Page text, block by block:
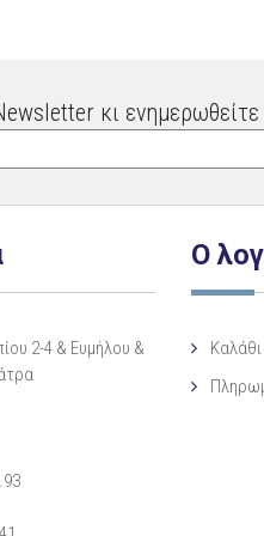
κι
2-4 & Ευμήλου &
Ο
Καλάθι